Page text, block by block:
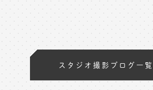
スタジオ撮影ブログ一